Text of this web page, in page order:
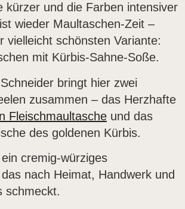
kürzer und die Farben intensiver
wieder Maultaschen-Zeit –
vielleicht schönsten Variante:
mit Kürbis-Sahne-Soße.
bringt hier zwei
zusammen – das Herzhafte
Fleischmaultasche und das
des goldenen Kürbis.
cremig-würziges
nach Heimat, Handwerk und
schmeckt.